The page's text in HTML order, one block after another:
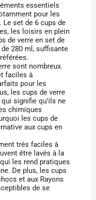
essentiels
pour les
set de 6 cups de
les loisirs en plein
de verre en set de
280 ml, suffisante
sont nombreux.
faciles à
pour les
les cups de verre
signifie qu’ils ne
chimiques
les cups de
aux cups en
très faciles à
être lavés à la
les rend pratiques
De plus, les cups
et aux Rayons
de se